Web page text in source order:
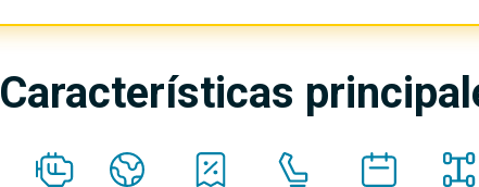
Características